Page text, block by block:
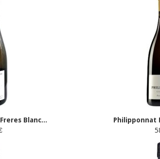
Blanc...
Philipponnat